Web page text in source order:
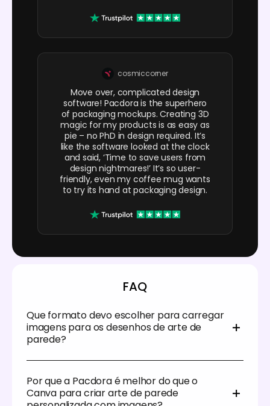
cosmiccorner
Move over, complicated design
software! Pacdora is the superhero
of packaging mockups. Creating 3D
magic for my products is as easy as
pie – no PhD in design required. It’s
like the software looked at the clock
and said, ‘Time to save users from
design nightmares!’ It’s so user-
friendly, even my coffee mug wants
to try its hand at packaging design.
FAQ
Que formato devo escolher para carregar
imagens para os desenhos de arte de
parede?
JPG, PNG e SVG para carregar imagens nos
desenhos de arte de parede. Se deseja adicionar
fotos coloridas e gradientes suaves, como retratos,
Por que a Pacdora é melhor do que o
Canva para criar arte de parede